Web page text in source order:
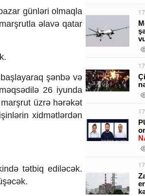
günləri olmaqla
əlavə qatar
şənbə və
26 iyunda
üzrə hərəkət
xidmətlərdən
tətbiq ediləcək.